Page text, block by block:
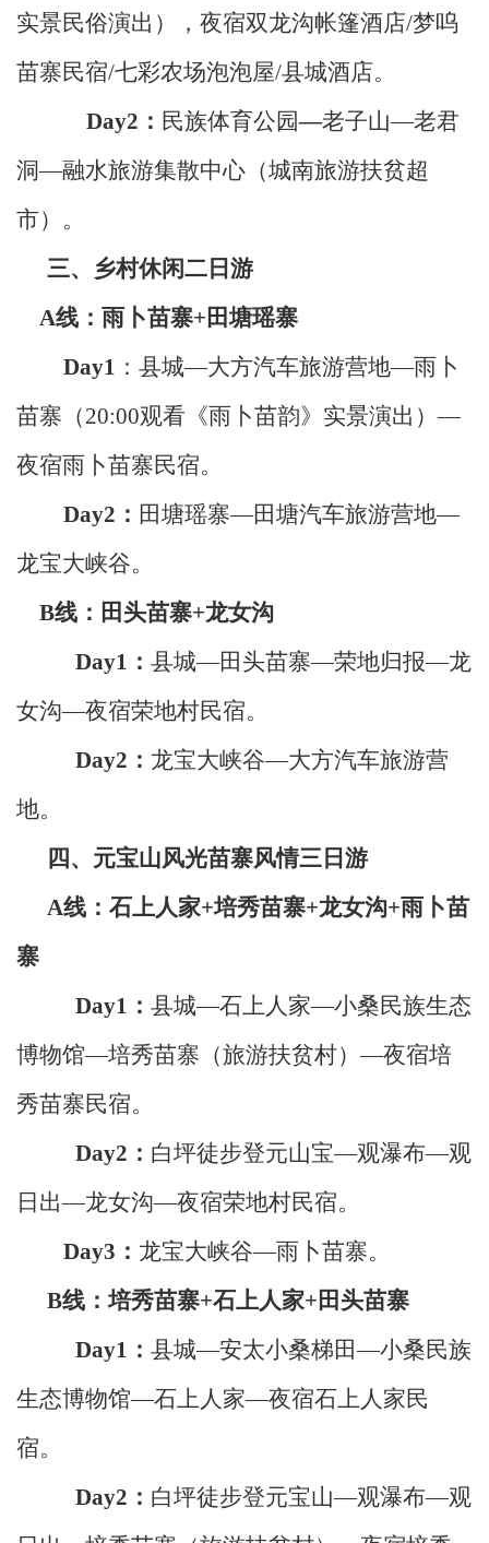
实景民俗演出 ） ，夜宿双龙沟帐篷酒店/梦呜
苗寨民宿/七彩农场泡泡屋/县城酒店。
Day2 ： 民族体育公园—老子山—老君
洞—融水旅游集散中心（城南旅游扶贫超
市）。
三、乡村休闲二日游
A线：雨卜苗寨+ 田塘瑶寨
Day1 ：县城—大方汽车旅游营地—雨卜
苗寨 （20:00观看 《雨卜苗韵》 实景演出 ）—
夜宿雨卜苗寨民宿。
Day2 ： 田塘瑶寨—田塘汽车旅游营地—
龙宝大峡谷。
B线：田头苗寨+龙女沟
Day1 ： 县城—田头苗寨—荣地归报—龙
女沟—夜宿荣地村民宿。
Day2 ： 龙宝大峡谷—大方汽车旅游营
地。
四、元宝山风光苗寨风情三日游
A线：石上人家+培秀苗寨+龙女沟+雨卜苗
寨
Day1 ： 县城—石上人家—小桑民族生态
博物馆—培秀苗寨（旅游扶贫村）—夜宿培
秀苗寨民宿。
Day2 ： 白坪徒步登元山宝—观瀑布—观
日出—龙女沟—夜宿荣地村民宿。
Day3 ： 龙宝大峡谷—雨卜苗寨。
B线：培秀苗寨+石上人家+ 田头苗寨
Day1 ： 县城—安太小桑梯田—小桑民族
生态博物馆—石上人家—夜宿石上人家民
宿。
Day2 ： 白坪徒步登元宝山—观瀑布—观